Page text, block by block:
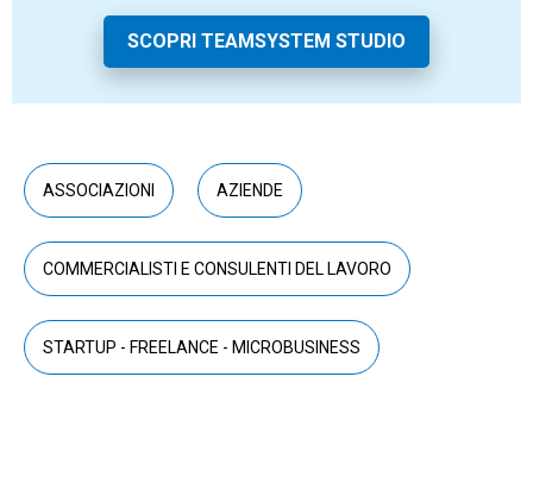
SCOPRI TEAMSYSTEM STUDIO
ASSOCIAZIONI AZIENDE
COMMERCIALISTI E CONSULENTI DEL LAVORO
STARTUP - FREELANCE - MICROBUSINESS